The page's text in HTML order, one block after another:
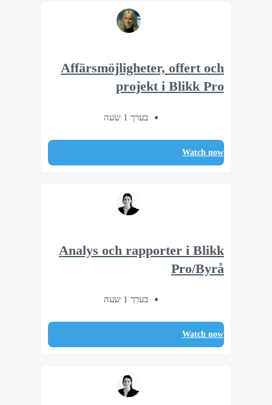
Affärsmöjligheter, offert och
projekt i Blikk Pro
בערך 1 שעה
Watch now
Analys och rapporter i Blikk
Pro/Byrå
בערך 1 שעה
Watch now